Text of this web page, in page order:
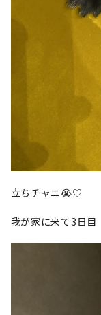
立ちチャニ😭♡
我が家に来て3日目